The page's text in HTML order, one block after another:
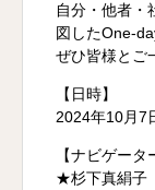
自分・他者・
図したOne-
ぜひ皆様とご
【日時】
2024年10月7
【ナビゲータ
★杉下真絹子